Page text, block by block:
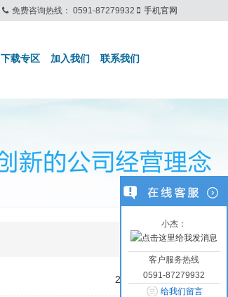
免费咨询热线： 0591-87279932 手机官网
下载专区 加入我们 联系我们
2020-08-25
小杰：
客户服务热线
0591-87279932
给我们留言